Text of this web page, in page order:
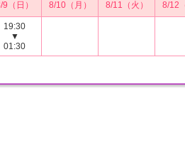
9（日） 8/10（月） 8/11（火） 8/12
19:30
▼
01:30